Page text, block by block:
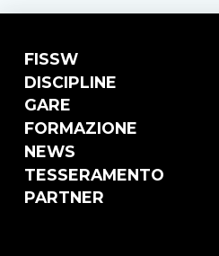
FISSW
DISCIPLINE
GARE
FORMAZIONE
NEWS
TESSERAMENTO
PARTNER